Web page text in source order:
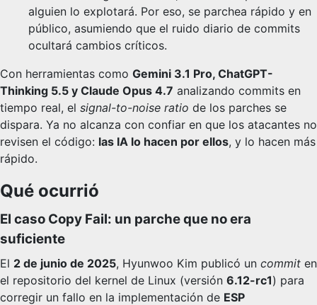
alguien lo explotará. Por eso, se parchea rápido y en
público, asumiendo que el ruido diario de commits
ocultará cambios críticos.
Con herramientas como Gemini 3.1 Pro, ChatGPT-
Thinking 5.5 y Claude Opus 4.7 analizando commits en
tiempo real, el signal-to-noise ratio de los parches se
dispara. Ya no alcanza con confiar en que los atacantes no
revisen el código: las IA lo hacen por ellos, y lo hacen más
rápido.
Qué ocurrió
El caso Copy Fail: un parche que no era
suficiente
El 2 de junio de 2025, Hyunwoo Kim publicó un commit en
el repositorio del kernel de Linux (versión 6.12-rc1) para
corregir un fallo en la implementación de ESP